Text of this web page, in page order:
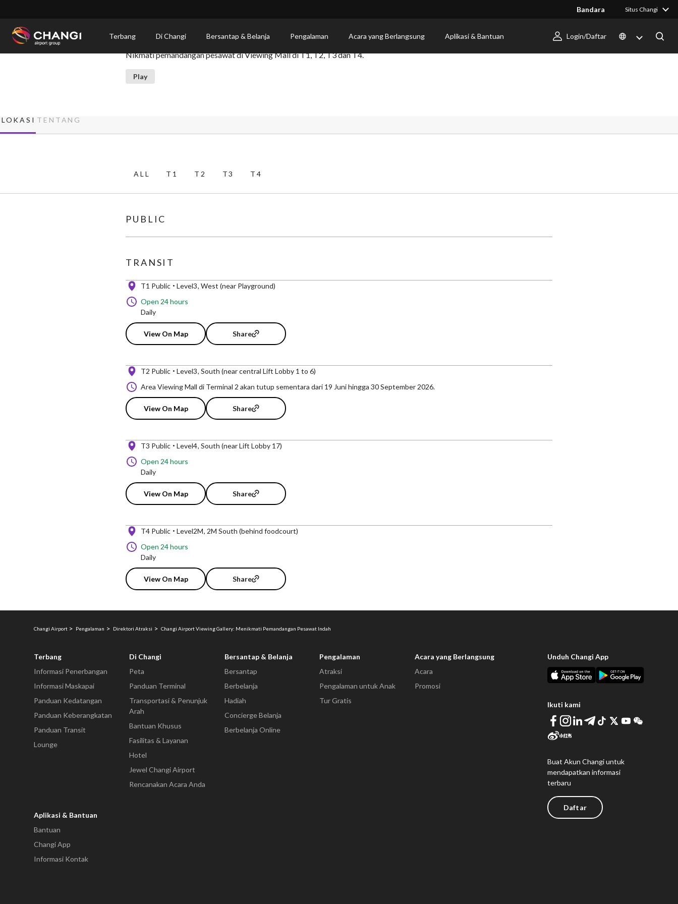
Bandara Situs Changi
Terbang Di Changi Bersantap & Belanja Pengalaman Acara yang Berlangsung Aplikasi & Bantuan Login/Daftar
Viewing Malls
Nikmati pemandangan pesawat di Viewing Mall di T1, T2, T3 dan T4.
Play
LOKASI TENTANG
ALL T1 T2 T3 T4
PUBLIC
TRANSIT
T1 Public Level3 West (near Playground)
Open 24 hours
Daily
View On Map Share
T2 Public Level3 South (near central Lift Lobby 1 to 6)
Area Viewing Mall di Terminal 2 akan tutup sementara dari 19 Juni hingga 30 September 2026.
View On Map Share
T3 Public Level4 South (near Lift Lobby 17)
Open 24 hours
Daily
View On Map Share
T4 Public Level2M 2M South (behind foodcourt)
Open 24 hours
Daily
View On Map Share
Changi Airport Pengalaman Direktori Atraksi Changi Airport Viewing Gallery: Menikmati Pemandangan Pesawat Indah
Terbang
Informasi Penerbangan
Informasi Maskapai
Panduan Kedatangan
Panduan Keberangkatan
Panduan Transit
Lounge
Di Changi
Peta
Panduan Terminal
Transportasi & Penunjuk
Arah
Bantuan Khusus
Fasilitas & Layanan
Hotel
Jewel Changi Airport
Rencanakan Acara Anda
Bersantap & Belanja
Bersantap
Berbelanja
Hadiah
Concierge Belanja
Berbelanja Online
Pengalaman
Atraksi
Pengalaman untuk Anak
Tur Gratis
Acara yang Berlangsung
Acara
Promosi
Aplikasi & Bantuan
Bantuan
Changi App
Informasi Kontak
Unduh Changi App
Ikuti kami
Buat Akun Changi untuk
mendapatkan informasi
terbaru
Daftar